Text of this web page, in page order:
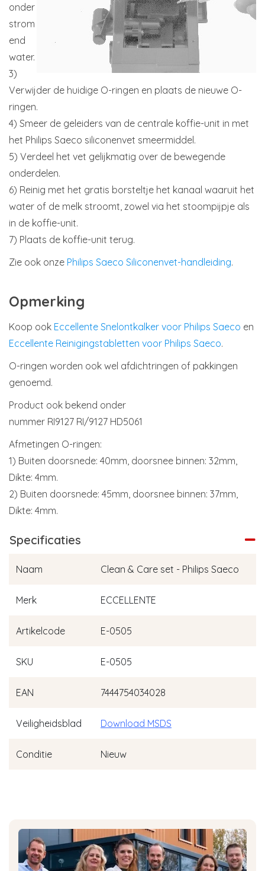
onder
strom
end
water.
3)
Verwijder de huidige O-ringen en plaats de nieuwe O-
ringen.
4) Smeer de geleiders van de centrale koffie-unit in met
het Philips Saeco siliconenvet smeermiddel.
5) Verdeel het vet gelijkmatig over de bewegende
onderdelen.
6) Reinig met het gratis borsteltje het kanaal waaruit het
water of de melk stroomt, zowel via het stoompijpje als
in de koffie-unit.
7) Plaats de koffie-unit terug.
Zie ook onze Philips Saeco Siliconenvet-handleiding.
Opmerking
Koop ook Eccellente Snelontkalker voor Philips Saeco en
Eccellente Reinigingstabletten voor Philips Saeco.
O-ringen worden ook wel afdichtringen of pakkingen
genoemd.
Product ook bekend onder
nummer RI9127 RI/9127 HD5061
Afmetingen O-ringen:
1) Buiten doorsnede: 40mm, doorsnee binnen: 32mm,
Dikte: 4mm.
2) Buiten doorsnede: 45mm, doorsnee binnen: 37mm,
Dikte: 4mm.
Specificaties
Naam Clean & Care set - Philips Saeco
Merk ECCELLENTE
Artikelcode E-0505
SKU E-0505
EAN 7444754034028
Veiligheidsblad Download MSDS
Conditie Nieuw